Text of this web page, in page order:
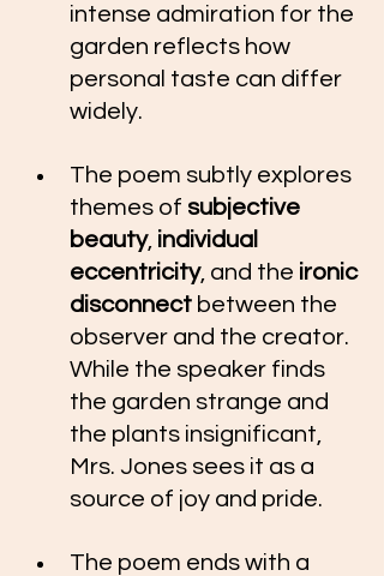
intense admiration for the
garden reflects how
personal taste can differ
widely.
The poem subtly explores
themes of subjective
beauty, individual
eccentricity, and the ironic
disconnect between the
observer and the creator.
While the speaker finds
the garden strange and
the plants insignificant,
Mrs. Jones sees it as a
source of joy and pride.
The poem ends with a